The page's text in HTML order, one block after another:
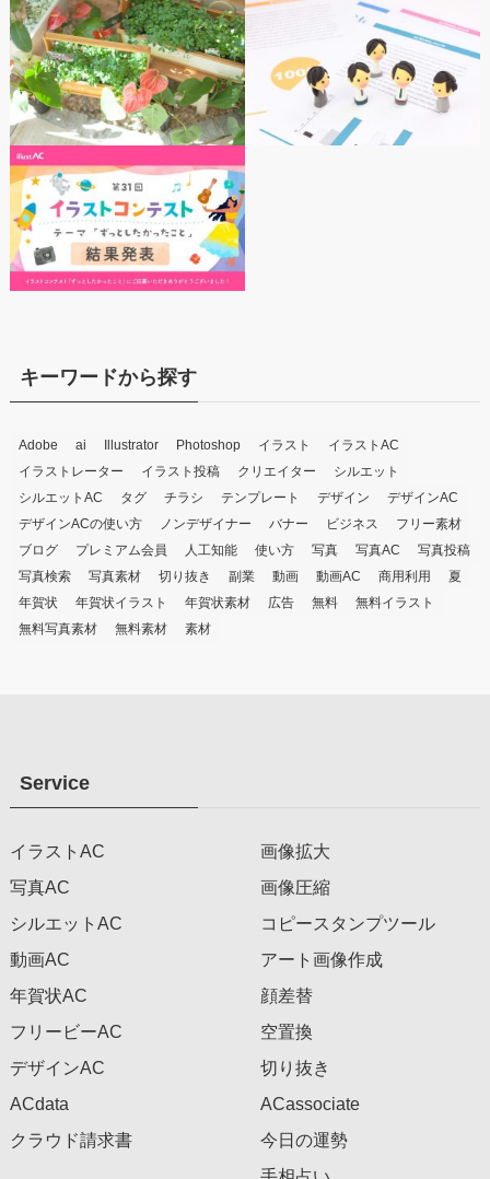
キーワードから探す
Adobe ai Illustrator Photoshop イラスト
イラストAC
イラストレーター
イラスト投稿 クリエイター
シルエット
シルエットAC
タグ チラシ テンプレート デザイン
デザインAC
デザインACの使い方
ノンデザイナー バナー ビジネス
フリー素材
ブログ
プレミアム会員 人工知能 使い方 写真 写真AC
写真投稿
写真検索
写真素材 切り抜き 副業 動画 動画AC 商用利用
夏
年賀状
年賀状イラスト 年賀状素材 広告 無料
無料イラスト
無料写真素材
無料素材 素材
Service
イラストAC
写真AC
シルエットAC
動画AC
年賀状AC
フリービーAC
デザインAC
ACdata
クラウド請求書
画像拡大
画像圧縮
コピースタンプツール
アート画像作成
顔差替
空置換
切り抜き
ACassociate
今日の運勢